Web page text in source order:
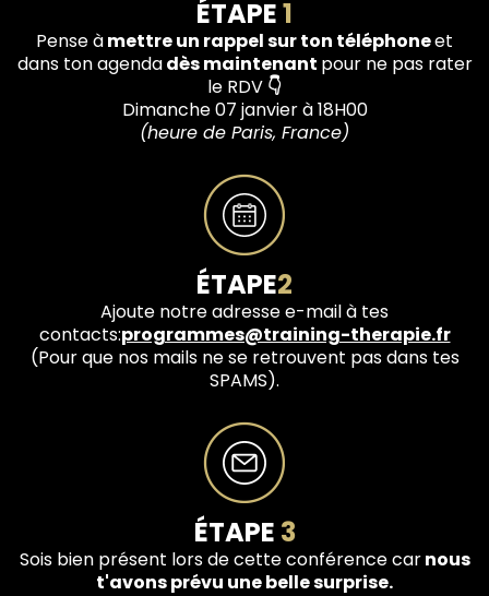
ÉTAPE1
Pense àmettre un rappel sur ton téléphoneet
dans ton agendadès maintenant pour ne pas rater
le RDV 👇
Dimanche 07 janvier à 18H00
(heure de Paris, France)
ÉTAPE2
Ajoute notre adresse e-mail à tes
contacts:programmes@training-therapie.fr
(Pour que nos mails ne se retrouvent pas dans tes
SPAMS).
ÉTAPE 3
Sois bien présent lors de cette conférence carnous
t'avons prévu une belle surprise.